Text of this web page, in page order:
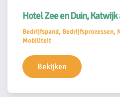
Hotel Zee en Duin, Katwijk
Bedrijfspand,
Mobiliteit
Bekijken